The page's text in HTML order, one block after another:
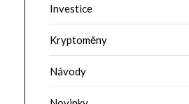
Investice
Kryptoměny
Návody